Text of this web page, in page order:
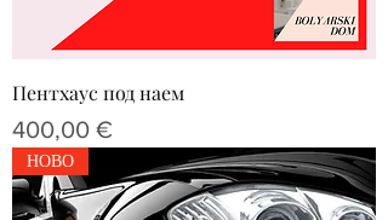
Пентхаус под наем
Цена
400,00 €
НОВО